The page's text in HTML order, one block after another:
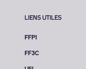
LIENS UTILES
FFPI
FF3C